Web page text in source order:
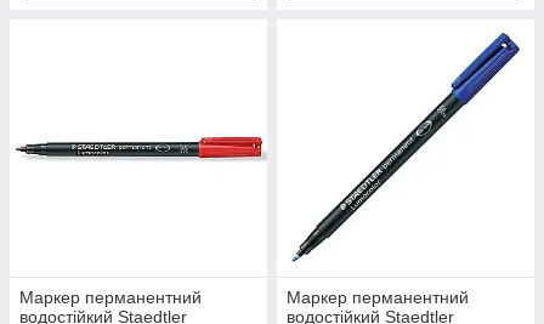
Маркер перманентний
водостійкий Staedtler
Маркер перманентний
водостійкий Staedtler